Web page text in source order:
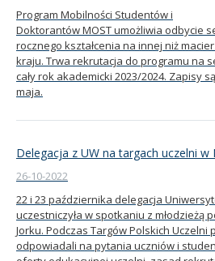
Program Mobilności Studentów i
Doktorantów MOST umożliwia odbycie
rocznego kształcenia na innej niż
kraju. Trwa rekrutacja do programu na
cały rok akademicki 2023/2024. Zapisy
maja.
Delegacja z UW na targach uczelni w
26-10-2022
22 i 23 października delegacja
uczestniczyła w spotkaniu z młodzieżą
Jorku. Podczas Targów Polskich Uczelni
odpowiadali na pytania uczniów i